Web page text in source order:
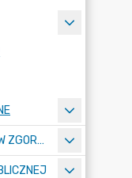
STAROSTWO POWIATOWE W ZGORZELCU